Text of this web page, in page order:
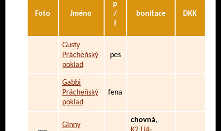
Foto Jméno
p
/
f
bonitace DKK
Gusty
Prácheňský
poklad
pes
Gabbi
Prácheňský
poklad
fena
Ginny
chovná,